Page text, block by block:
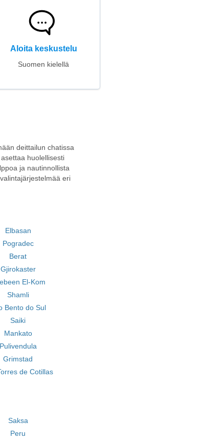
Aloita keskustelu
Suomen kielellä
deittailun chatissa
huolellisesti
ja nautinnollista
eri
Elbasan
Pogradec
Berat
Gjirokaster
El-Kom
Shamli
Bento do Sul
Saiki
Mankato
Pulivendula
Grimstad
de Cotillas
Saksa
Peru